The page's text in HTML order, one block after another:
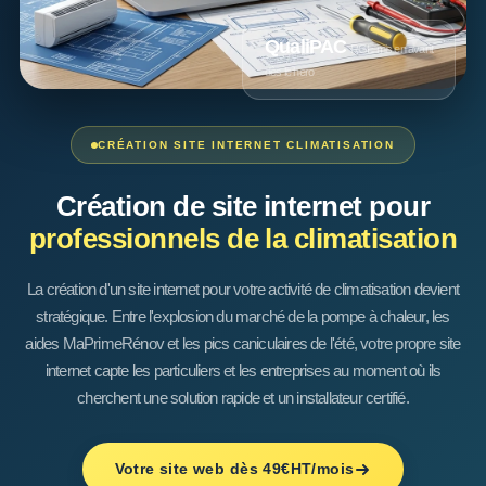
CRÉATION SITE INTERNET CLIMATISATION
Création de site internet pour
professionnels de la climatisation
La création d'un site internet pour votre activité de climatisation devient
stratégique. Entre l'explosion du marché de la pompe à chaleur, les
aides MaPrimeRénov et les pics caniculaires de l'été, votre propre site
internet capte les particuliers et les entreprises au moment où ils
cherchent une solution rapide et un installateur certifié.
Votre site web dès 49€HT/mois
QualiPAC RGE mis en avant
dès le hero